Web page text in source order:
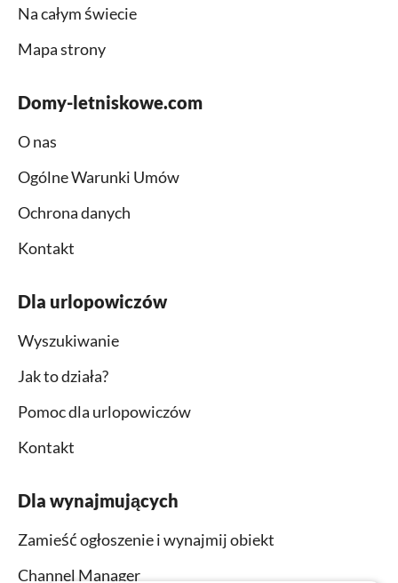
Na całym świecie
Mapa strony
Domy-letniskowe.com
O nas
Ogólne Warunki Umów
Ochrona danych
Kontakt
Dla urlopowiczów
Wyszukiwanie
Jak to działa?
Pomoc dla urlopowiczów
Kontakt
Dla wynajmujących
Zamieść ogłoszenie i wynajmij obiekt
Channel Manager